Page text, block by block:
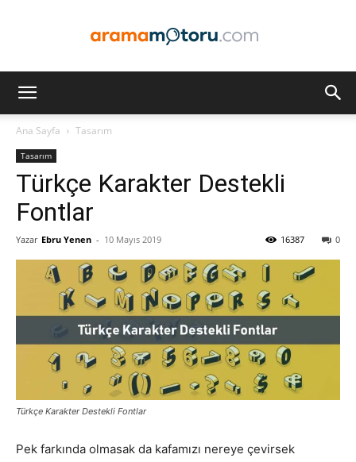
ve
Pazarlaması
–
Ana Sayfa Tasarım
Tasarım
Türkçe Karakter Destekli
Fontlar
Yazar Ebru Yenen - 10 Mayıs 2019 0
16387
Türkçe Karakter Destekli Fontlar
Pek farkında olmasak da kafamızı nereye çevirsek